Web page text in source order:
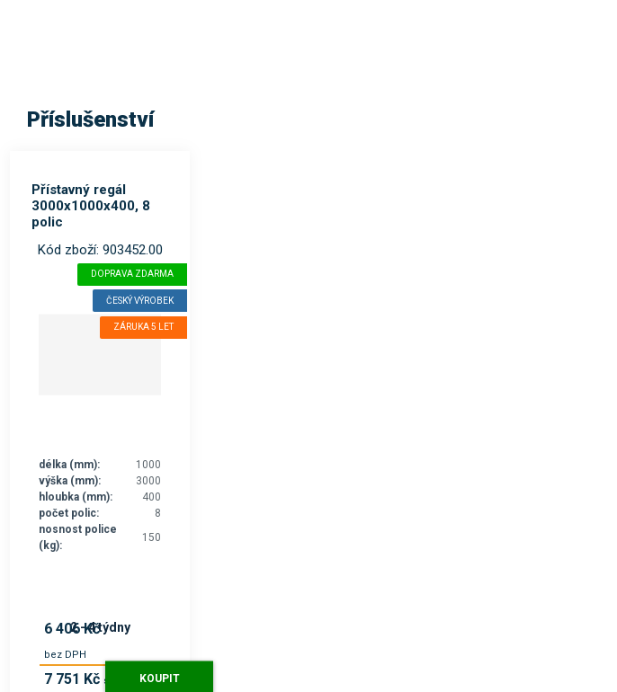
Příslušenství
Přístavný regál
3000x1000x400, 8
polic
Kód zboží: 903452.00
DOPRAVA ZDARMA
ČESKÝ VÝROBEK
ZÁRUKA 5 LET
délka (mm):
1000
výška (mm):
3000
hloubka (mm):
400
počet polic:
8
nosnost police
(kg):
150
6 406 Kč
bez DPH
7 751 Kč s
2 - 4 týdny
KOUPIT